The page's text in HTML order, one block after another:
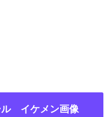
ル イケメン画像